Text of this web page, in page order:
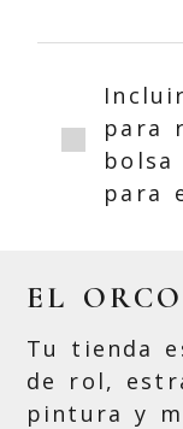
para
bolsa
para
EL
Tu tienda
de rol,
pintura y